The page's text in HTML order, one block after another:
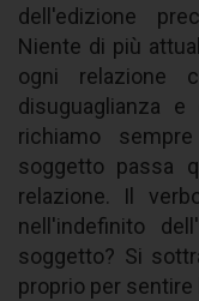
dell'edizione
Niente di più
ogni relazione
disuguaglianza
richiamo
soggetto passa
relazione. Il
nell'indefinito
soggetto? Si
proprio per sentire